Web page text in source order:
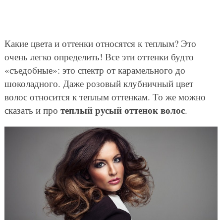
Какие цвета и оттенки относятся к теплым? Это
очень легко определить! Все эти оттенки будто
«съедобные»: это спектр от карамельного до
шоколадного. Даже розовый клубничный цвет
волос относится к теплым оттенкам. То же можно
сказать и про теплый русый оттенок волос.